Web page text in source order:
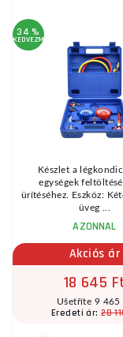
34 %
KEDVEZMÉNY
Készlet a
egységek
ürítéséhez. Eszköz:
üveg ...
AZONNAL
Akciós ár
18 645
Ušetříte 9 465
Eredeti ár:28